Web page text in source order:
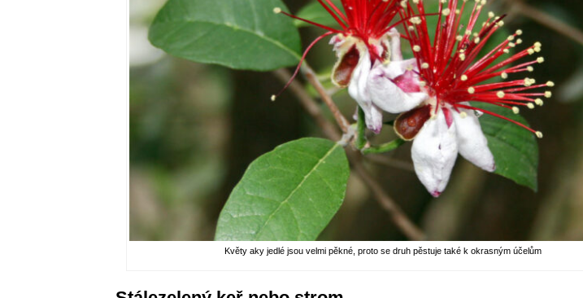
Květy aky jedlé jsou velmi pěkné, proto se druh pěstuje také k okrasným účelům